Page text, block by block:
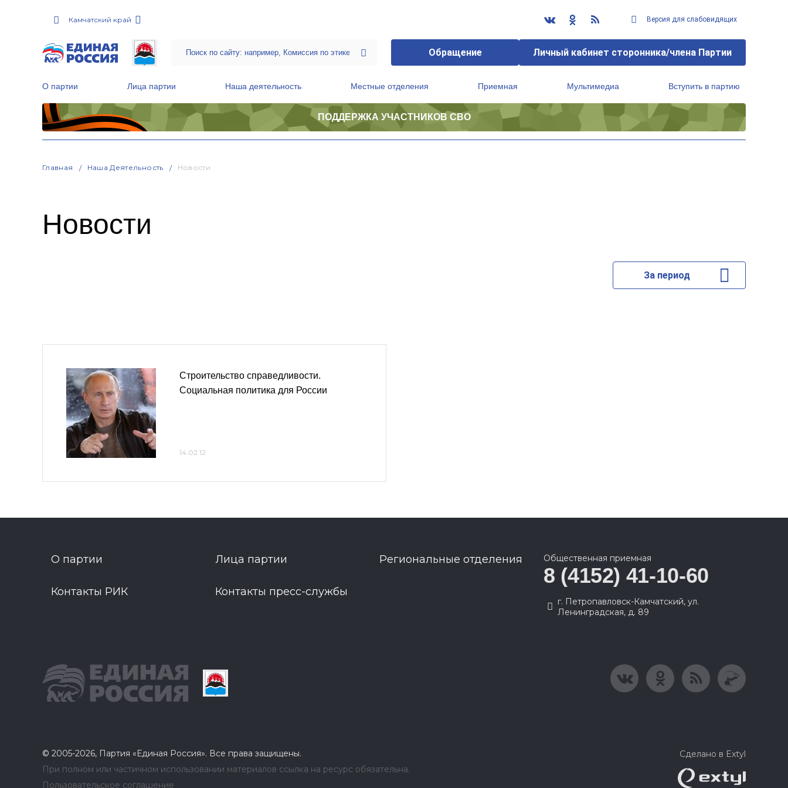
Камчатский край Версия для слабовидящих
Обращение Личный кабинет сторонника/члена Партии
О партии Лица партии Наша деятельность Местные отделения Приемная Мультимедиа Вступить в партию
ПОДДЕРЖКА УЧАСТНИКОВ СВО
Главная Наша Деятельность Новости
Новости
За период
Строительство справедливости.
Социальная политика для России
14.02.12
О партии Лица партии Региональные отделения
Контакты РИК Контакты пресс-службы
Общественная приемная
8 (4152) 41-10-60
г. Петропавловск-Камчатский, ул.
Ленинградская, д. 89
© 2005-2026, Партия «Единая Россия». Все права защищены.
При полном или частичном использовании материалов ссылка на ресурс обязательна.
Пользовательское соглашение
Сделано в Extyl